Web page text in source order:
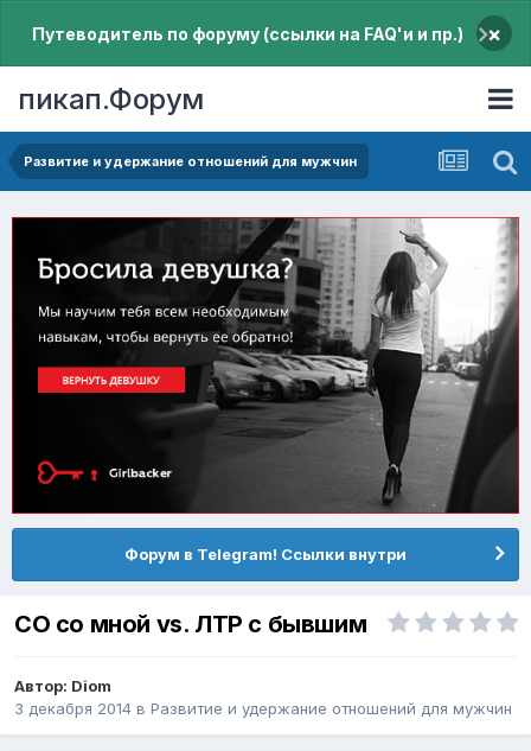
Путеводитель по форуму (ссылки на FAQ'и и пр.) ×
пикап.Форум
Pазвитие и удержание отношений для мужчин
Форум в Telegram! Ссылки внутри
СО со мной vs. ЛТР с бывшим
Автор: Diom
3 декабря 2014 в Pазвитие и удержание отношений для мужчин